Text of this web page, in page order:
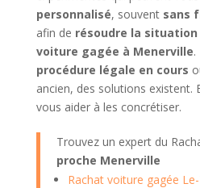
personnalisé, souvent sans
afin de résoudre la
voiture gagée à Menerville.
procédure légale en cours
ancien, des solutions existent.
vous aider à les concrétiser.
Trouvez un expert du
proche Menerville
Rachat voiture gagée